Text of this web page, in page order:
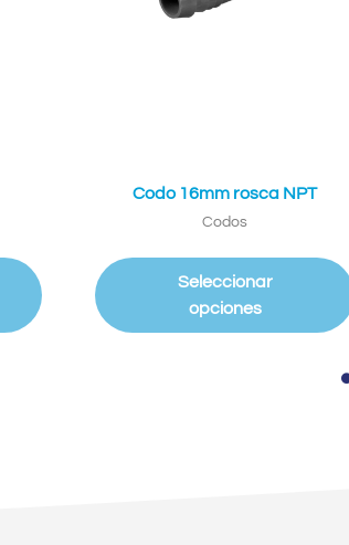
Codo 16mm rosca NPT
Codos
Seleccionar
opciones